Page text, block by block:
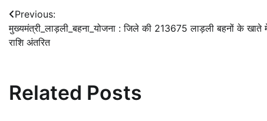
Post
navigation
Previous:
मुख्यमंत्री_लाड़ली_बहना_योजना : जिले की 213675 लाड़ली बहनों के
राशि अंतरित
Related Posts